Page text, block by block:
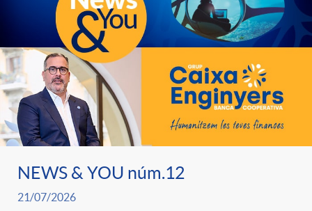
e
p
r
e
n
g
o
r
c
l
a
F
e
c
o
n
NEWS & YOU núm.12
21/07/2026